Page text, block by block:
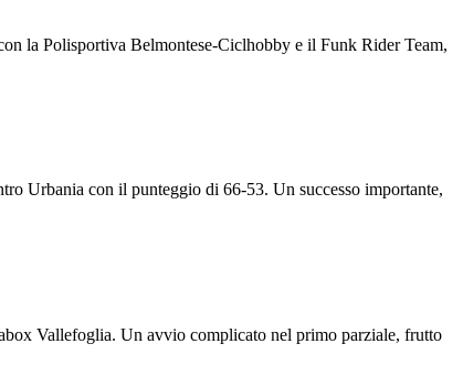
la Polisportiva Belmontese-Ciclhobby e il Funk Rider Team,
Urbania con il punteggio di 66-53. Un successo importante,
Vallefoglia. Un avvio complicato nel primo parziale, frutto